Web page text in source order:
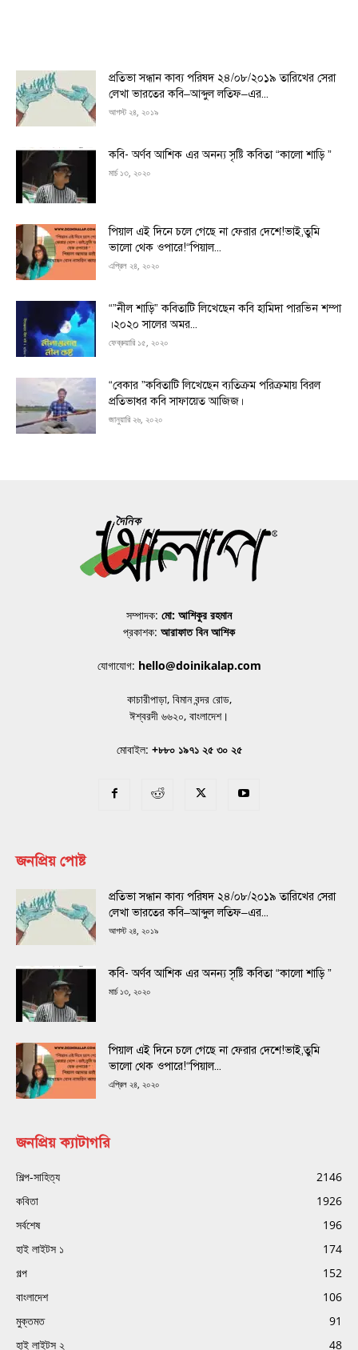
প্রতিভা সন্ধান কাব্য পরিষদ ২৪/০৮/২০১৯ তারিখের সেরা
লেখা ভারতের কবি–আব্দুল লতিফ–এর...
আগস্ট ২৪, ২০১৯
কবি- অর্ণব আশিক এর অনন্য সৃষ্টি কবিতা “কালো শাড়ি ”
মার্চ ১৩, ২০২০
পিয়াল এই দিনে চলে গেছে না ফেরার দেশে!ভাই,তুমি
ভালো থেক ওপারে!“পিয়াল...
এপ্রিল ২৪, ২০২০
“”নীল শাড়ি” কবিতাটি লিখেছেন কবি হামিদা পারভিন শম্পা
।২০২০ সালের অমর...
ফেব্রুয়ারি ১৫, ২০২০
“বেকার ”কবিতাটি লিখেছেন ব্যতিক্রম পরিক্রমায় বিরল
প্রতিভাধর কবি সাফায়েত আজিজ।
জানুয়ারি ২৬, ২০২০
সম্পাদক: মো: আশিকুর রহমান
প্রকাশক: আরাফাত বিন আশিক
যোগাযোগ: hello@doinikalap.com
কাচারীপাড়া, বিমান বন্দর রোড,
ঈশ্বরদী ৬৬২০, বাংলাদেশ।
মোবাইল: +৮৮০ ১৯৭১ ২৫ ৩০ ২৫
জনপ্রিয় পোষ্ট
প্রতিভা সন্ধান কাব্য পরিষদ ২৪/০৮/২০১৯ তারিখের সেরা
লেখা ভারতের কবি–আব্দুল লতিফ–এর...
আগস্ট ২৪, ২০১৯
কবি- অর্ণব আশিক এর অনন্য সৃষ্টি কবিতা “কালো শাড়ি ”
মার্চ ১৩, ২০২০
পিয়াল এই দিনে চলে গেছে না ফেরার দেশে!ভাই,তুমি
ভালো থেক ওপারে!“পিয়াল...
এপ্রিল ২৪, ২০২০
জনপ্রিয় ক্যাটাগরি
শিল্প-সাহিত্য
2146
কবিতা
1926
সর্বশেষ
196
হাই লাইটস ১
174
গল্প
152
বাংলাদেশ
106
মুক্তমত
91
হাই লাইটস ২
48